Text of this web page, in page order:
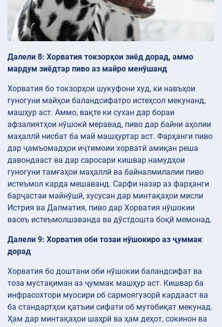
Далели 8: Хорватия токзорҳои зиёд дорад, аммо
мардум зиёдтар пиво аз майро менӯшанд
Хорватия бо токзорҳои шукуфони худ, ки навъҳои
гуногуни майҳои баландсифатро истеҳсол мекунанд,
машҳур аст. Аммо, вақте ки сухан дар бораи
афзалиятҳои нӯшокӣ меравад, пиво дар байни аҳолии
маҳаллӣ нисбат ба май машҳуртар аст. Фарҳанги пиво
дар ҷамъомадҳои иҷтимоии хорватӣ амиқан реша
давондааст ва дар саросари кишвар намудҳои
гуногуни тамғаҳои маҳаллӣ ва байналмилалии пиво
истеъмол карда мешаванд. Сарфи назар аз фарҳанги
барҷастаи майнӯшӣ, хусусан дар минтақаҳои мисли
Истрия ва Далматия, пиво дар Хорватия нӯшокии
васеъ истеъмолшаванда ва дӯстдошта боқӣ мемонад.
Далели 9: Хорватия оби тозаи нӯшокиро аз ҷуммак
дорад
Хорватия бо доштани оби нӯшокии баландсифат ва
тоза мустақиман аз ҷуммак машҳур аст. Кишвар ба
инфрасохтори муосири об сармоягузорӣ кардааст ва
ба стандартҳои қатъии сифати об мутобиқат мекунад.
Ҳам дар минтақаҳои шаҳрӣ ва ҳам деҳот, сокинон ва